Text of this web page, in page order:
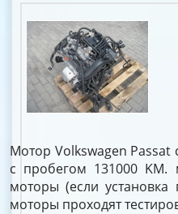
Мотор Volkswagen Passat
с пробегом 131000 KM.
моторы (если
моторы проходят